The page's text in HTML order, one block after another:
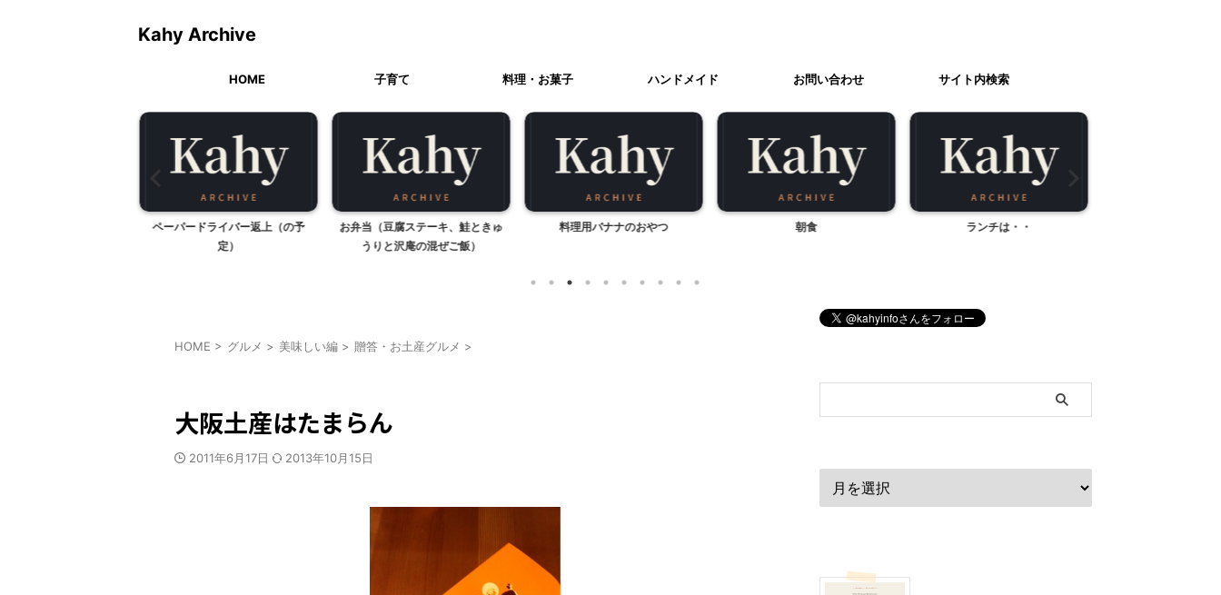
Kahy Archive
HOME 子育て 料理・お菓子 ハンドメイド お問い合わせ サイト内検索
ペーパードライバー返上（の予
定）
お弁当（豆腐ステーキ、鮭ときゅ
うりと沢庵の混ぜご飯）
料理用バナナのおやつ 朝食 ランチは・・
HOME > グルメ > 美味しい編 > 贈答・お土産グルメ >
大阪土産はたまらん
2011年6月17日 2013年10月15日